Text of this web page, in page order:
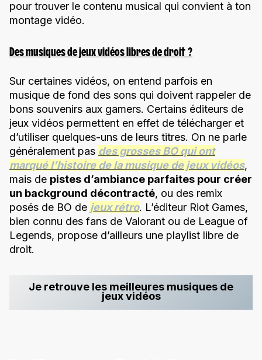
pour trouver le contenu musical qui convient à ton
montage vidéo.
Des musiques de jeux vidéos libres de droit ?
Sur certaines vidéos, on entend parfois en
musique de fond des sons qui doivent rappeler de
bons souvenirs aux gamers. Certains éditeurs de
jeux vidéos permettent en effet de télécharger et
d’utiliser quelques-uns de leurs titres. On ne parle
généralement pas des grosses BO qui ont
marqué l’histoire de la musique de jeux vidéos,
mais de pistes d’ambiance parfaites pour créer
un background décontracté, ou des remix
posés de BO de jeux rétro. L’éditeur Riot Games,
bien connu des fans de Valorant ou de League of
Legends, propose d’ailleurs une playlist libre de
droit.
Je retrouve les meilleures musiques de
jeux vidéos